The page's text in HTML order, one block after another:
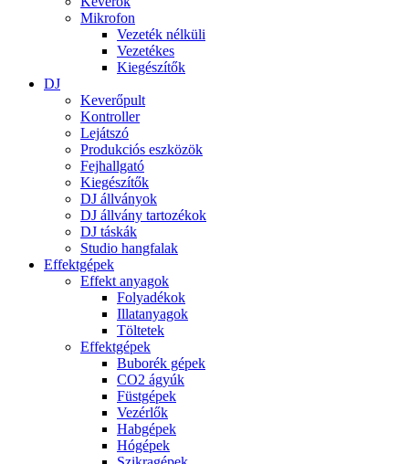
Mikrofon
Vezeték nélküli
Vezetékes
Kiegészítők
DJ
Keverőpult
Kontroller
Lejátszó
Produkciós eszközök
Fejhallgató
Kiegészítők
DJ állványok
DJ állvány tartozékok
DJ táskák
Studio hangfalak
Effektgépek
Effekt anyagok
Folyadékok
Illatanyagok
Töltetek
Effektgépek
Buborék gépek
CO2 ágyúk
Füstgépek
Vezérlők
Habgépek
Hógépek